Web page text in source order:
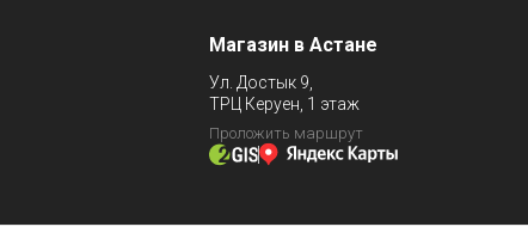
Магазин в Астане
Ул. Достык 9,
ТРЦ Керуен, 1 этаж
Проложить маршрут